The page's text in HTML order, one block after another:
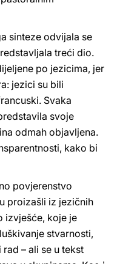
sinteze odvijala se
treći dio.
po jezicima, jer
jezici su bili
Svaka
svoje
odmah objavljena.
kako bi
povjerenstvo
proizašli iz jezičnih
izvješće, koje je
stvarnosti,
– ali se u tekst